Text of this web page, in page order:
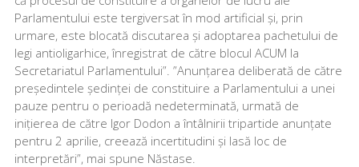
Parlamentului este tergiversat în mod artificial și, prin
urmare, este blocată discutarea și adoptarea pachetului de
legi antioligarhice, înregistrat de către blocul ACUM la
Secretariatul Parlamentului”. ”Anunțarea deliberată de către
președintele ședinței de constituire a Parlamentului a unei
pauze pentru o perioadă nedeterminată, urmată de
inițierea de către Igor Dodon a întâlnirii tripartide anunțate
pentru 2 aprilie, creează incertitudini și lasă loc de
interpretări”, mai spune Năstase.